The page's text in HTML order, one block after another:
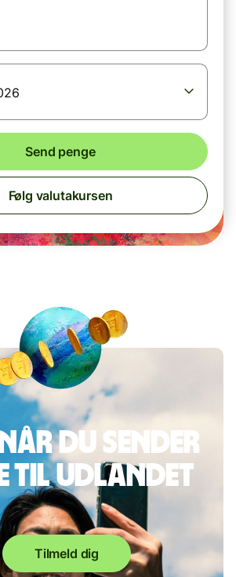
Send penge
Følg valutakursen
du sender
til udlandet
Tilmeld dig